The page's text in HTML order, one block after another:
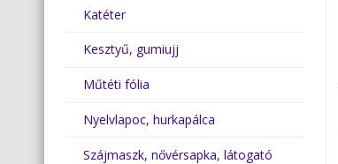
Katéter
Kesztyű, gumiujj
Műtéti fólia
Nyelvlapoc, hurkapálca
Szájmaszk, nővérsapka, látogató